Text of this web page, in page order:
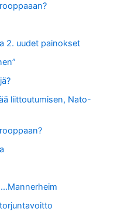
2. uudet painokset
liittoutumisen, Nato-